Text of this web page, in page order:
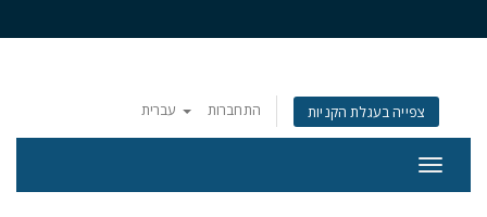
התחברות צפייה בעגלת הקניות
Toggle